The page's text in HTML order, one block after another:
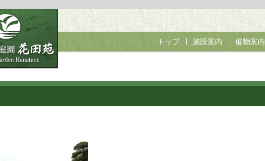
トップ 施設案内 催物案内